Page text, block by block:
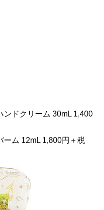
ンドクリーム 30mL 1,400
ーム 12mL 1,800円＋税